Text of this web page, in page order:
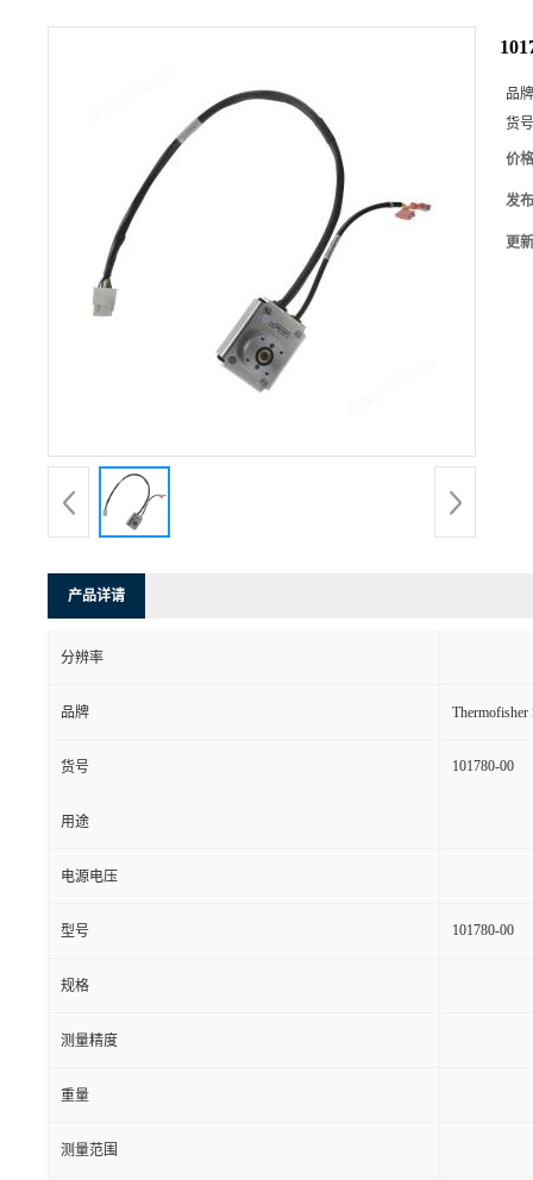
品
货
价
发
更
产品详请
分辨率
品牌
货号 101780-00
用途
电源电压
型号 101780-00
规格
测量精度
重量
测量范围